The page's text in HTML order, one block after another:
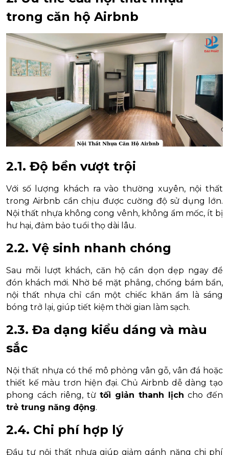
trong căn hộ Airbnb
2.1. Độ bền vượt trội
Với số lượng khách ra vào thường xuyên, nội thất
trong Airbnb cần chịu được cường độ sử dụng lớn.
Nội thất nhựa không cong vênh, không ẩm mốc, ít bị
hư hại, đảm bảo tuổi thọ dài lâu.
2.2. Vệ sinh nhanh chóng
Sau mỗi lượt khách, căn hộ cần dọn dẹp ngay để
đón khách mới. Nhờ bề mặt phẳng, chống bám bẩn,
nội thất nhựa chỉ cần một chiếc khăn ẩm là sáng
bóng trở lại, giúp tiết kiệm thời gian làm sạch.
2.3. Đa dạng kiểu dáng và màu
sắc
Nội thất nhựa có thể mô phỏng vân gỗ, vân đá hoặc
thiết kế màu trơn hiện đại. Chủ Airbnb dễ dàng tạo
phong cách riêng, từ tối giản thanh lịch cho đến
trẻ trung năng động.
2.4. Chi phí hợp lý
Đầu tư nội thất nhựa giúp giảm gánh nặng chi phí